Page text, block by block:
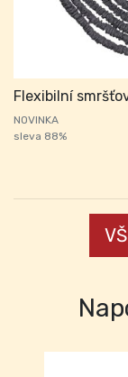
Flexibilní
NOVINKA
sleva 88%